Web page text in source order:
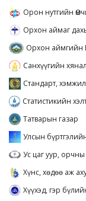
Орон нутгийн
Орхон аймаг
Орхон аймгийн
Санхүүгийн
Стандарт,
Статистикийн
Татварын газар
Улсын
Ус цаг уур,
Хүнс, хөдөө аж
Хүүхэд, гэр